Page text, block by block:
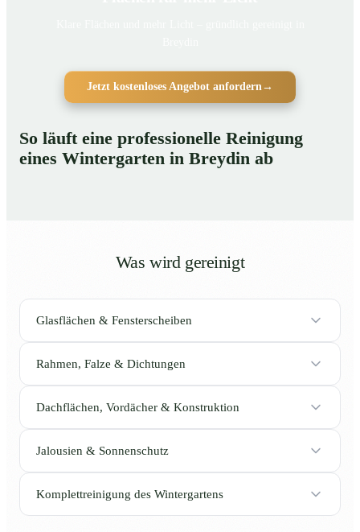
Jetzt kostenloses Angebot anfordern→
So läuft eine professionelle Reinigung
eines Wintergarten in Breydin ab
Was wird gereinigt
Glasflächen & Fensterscheiben
Rahmen, Falze & Dichtungen
Dachflächen, Vordächer & Konstruktion
Jalousien & Sonnenschutz
Komplettreinigung des Wintergartens